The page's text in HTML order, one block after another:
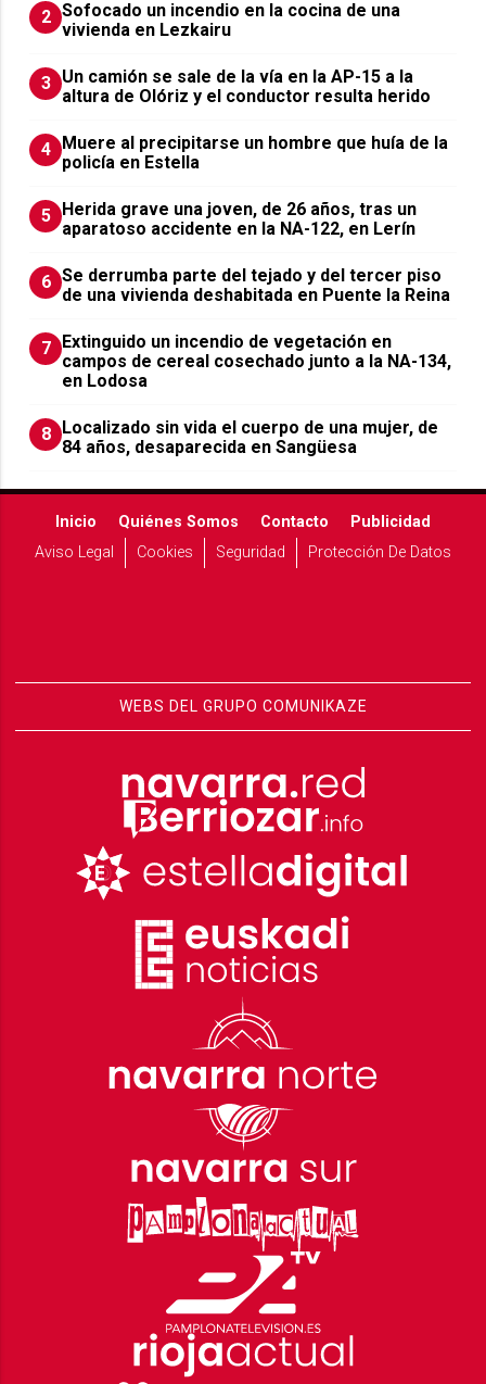
2 Sofocado un incendio en la cocina de una
vivienda en Lezkairu
3 Un camión se sale de la vía en la AP-15 a la
altura de Olóriz y el conductor resulta herido
4
Muere al precipitarse un hombre que huía de la
policía en Estella
5
Herida grave una joven, de 26 años, tras un
aparatoso accidente en la NA-122, en Lerín
6 Se derrumba parte del tejado y del tercer piso
de una vivienda deshabitada en Puente la Reina
7
Extinguido un incendio de vegetación en
campos de cereal cosechado junto a la NA-134,
en Lodosa
8
Localizado sin vida el cuerpo de una mujer, de
84 años, desaparecida en Sangüesa
Inicio Quiénes Somos Contacto
Publicidad
Aviso Legal
Cookies Seguridad Protección De Datos
WEBS DEL GRUPO COMUNIKAZE